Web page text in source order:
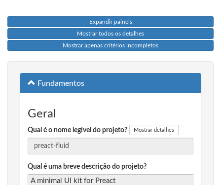
Expandir painéis
Mostrar todos os detalhes
Mostrar apenas critérios incompletos
Fundamentos
Geral
Qual é o nome legível do projeto? Mostrar detalhes
Qual é uma breve descrição do projeto?
A minimal UI kit for Preact